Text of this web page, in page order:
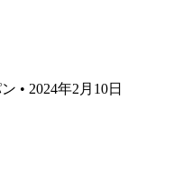
• 2024年2月10日